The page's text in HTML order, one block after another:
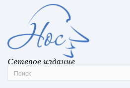
Сетевое издание